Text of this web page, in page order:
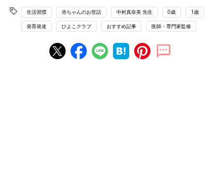
生活習慣 赤ちゃんのお世話 中村真奈美 先生 0歳 1歳
発育発達 ひよこクラブ おすすめ記事 医師・専門家監修